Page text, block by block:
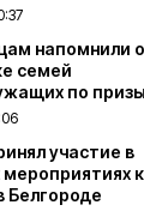
напомнили о
семей
по
участие в
Белгороде